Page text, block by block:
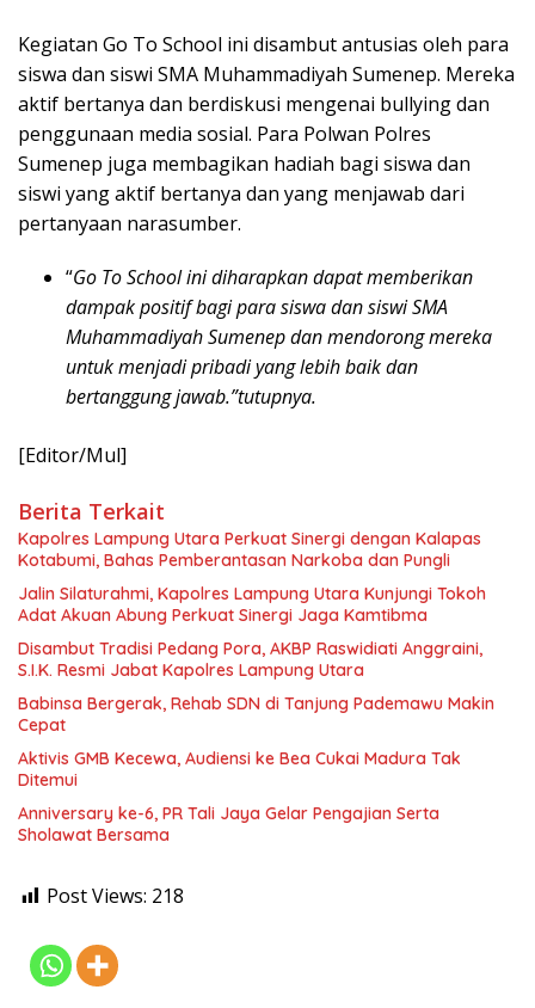
Kegiatan Go To School ini disambut antusias oleh para
siswa dan siswi SMA Muhammadiyah Sumenep. Mereka
aktif bertanya dan berdiskusi mengenai bullying dan
penggunaan media sosial. Para Polwan Polres
Sumenep juga membagikan hadiah bagi siswa dan
siswi yang aktif bertanya dan yang menjawab dari
pertanyaan narasumber.
“Go To School ini diharapkan dapat memberikan
dampak positif bagi para siswa dan siswi SMA
Muhammadiyah Sumenep dan mendorong mereka
untuk menjadi pribadi yang lebih baik dan
bertanggung jawab.”tutupnya.
[Editor/Mul]
Berita Terkait
Kapolres Lampung Utara Perkuat Sinergi dengan Kalapas
Kotabumi, Bahas Pemberantasan Narkoba dan Pungli
Jalin Silaturahmi, Kapolres Lampung Utara Kunjungi Tokoh
Adat Akuan Abung Perkuat Sinergi Jaga Kamtibma
Disambut Tradisi Pedang Pora, AKBP Raswidiati Anggraini,
S.I.K. Resmi Jabat Kapolres Lampung Utara
Babinsa Bergerak, Rehab SDN di Tanjung Pademawu Makin
Cepat
Aktivis GMB Kecewa, Audiensi ke Bea Cukai Madura Tak
Ditemui
Anniversary ke-6, PR Tali Jaya Gelar Pengajian Serta
Sholawat Bersama
Post Views: 218